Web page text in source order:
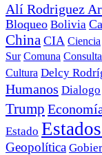
Alí Rodriguez
Bloqueo Bolivia
China CIA Ciencia
Sur Comuna
Cultura Delcy
Humanos Dialogo
Trump
Estado
Geopolítica